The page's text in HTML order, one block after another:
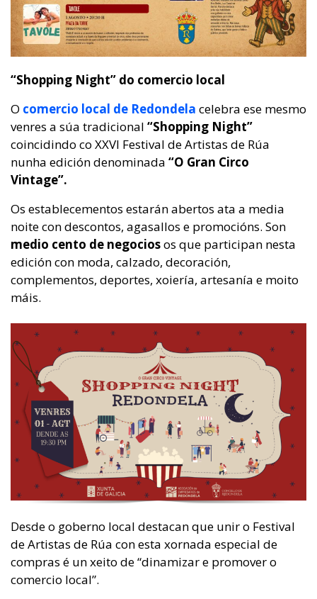
“Shopping Night” do comercio local
O comercio local de Redondela celebra ese mesmo
venres a súa tradicional “Shopping Night”
coincidindo co XXVI Festival de Artistas de Rúa
nunha edición denominada “O Gran Circo
Vintage”.
Os establecementos estarán abertos ata a media
noite con descontos, agasallos e promocións. Son
medio cento de negociosos que participan nesta
edición con moda, calzado, decoración,
complementos, deportes, xoiería, artesanía e moito
máis.
Desde o goberno local destacan que unir o Festival
de Artistas de Rúa con esta xornada especial de
compras é un xeito de “dinamizar e promover o
comercio local”.